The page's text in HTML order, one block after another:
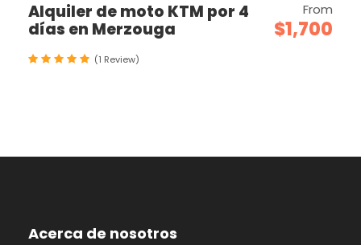
Alquiler de moto KTM por 4
días en Merzouga
From
$1,700
(1 Review)
Acerca de nosotros